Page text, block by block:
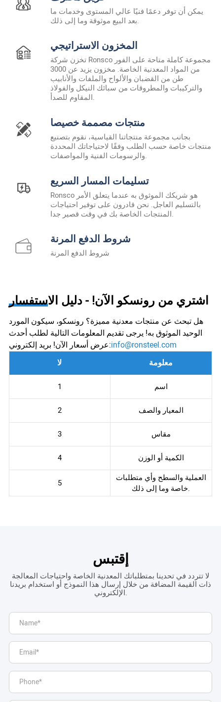
يمكن أن توفر دعمًا فنيًا عالي المستوى وخدمات ما
بعد البيع موثوقة وما إلى ذلك.
المخزون الاستراتيجي
تخزن شركة Ronsco مجموعة كاملة متاحة على الفور
من المواد المعدنية الخاصة. مخزون يزيد عن 3000
طن من القضبان والألواح والملفات والأنابيب
والتركيبات والمطروقات من سبائك النيكل والفولاذ
المقاوم للصدأ.
منتجات مصممة خصيصا
بجانب مجموعة منتجاتنا القياسية، نقوم بتصنيع
منتجات خاصة حسب الطلب وفقًا لاحتياجاتك المحددة
والرسومات الفنية والمواصفات.
تسليمات المسار السريع
Ronsco هو شريكك الموثوق به عندما يتعلق الأمر
بالتسليم العاجل. نحن قادرون على توفير احتياجات
المنتجات الخاصة بك في وقت قصير جدا.
شروط الدفع المرنة
شروط الدفع المرنة
اشتري من رونسكو الآن! - دليل الاستفسار
هل تبحث عن منتجات معدنية مميزة؟ رونسكو، سيكون المورد
الوحيد الموثوق به! يرجى تقديم المعلومات التالية لطلب أحدث
عرض أسعار الآن! بريد إلكتروني:info@ronsteel.com
لا
معلومة
1 اسم
2 المعيار والصف
3 مقاس
4 الكمية أو الوزن
5
العملية والسطح وأي متطلبات
خاصة وما إلى ذلك.
إقتبس
لا تتردد في تحدينا بمتطلباتك المعدنية الخاصة واحتياجات المعالجة
ذات القيمة المضافة من خلال إرسال هذا النموذج أو استخدام بريدنا
الإلكتروني.